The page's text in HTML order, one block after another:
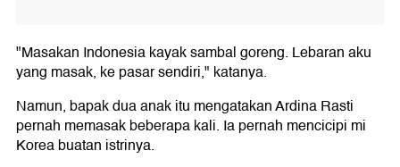
"Masakan Indonesia kayak sambal goreng. Lebaran aku
yang masak, ke pasar sendiri," katanya.
Namun, bapak dua anak itu mengatakan Ardina Rasti
pernah memasak beberapa kali. Ia pernah mencicipi mi
Korea buatan istrinya.